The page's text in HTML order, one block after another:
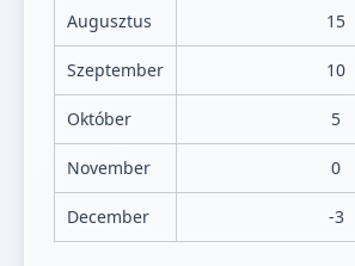
Augusztus 15
Szeptember 10
Október 5
November 0
December -3